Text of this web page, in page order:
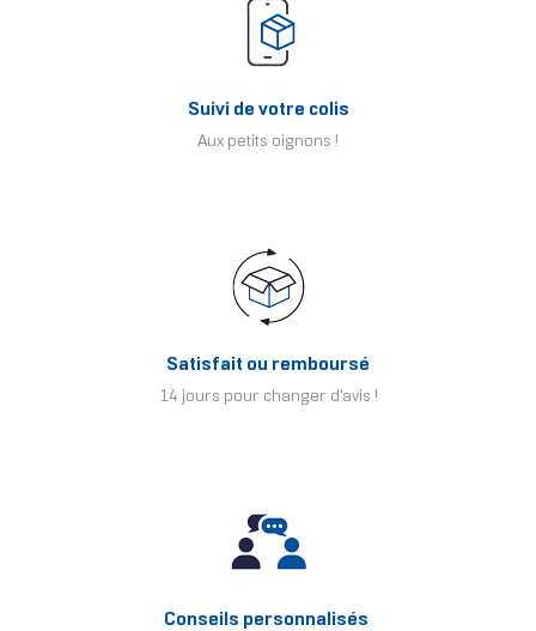
Suivi de votre colis
Aux petits oignons !
Satisfait ou remboursé
14 jours pour changer d'avis !
Conseils personnalisés